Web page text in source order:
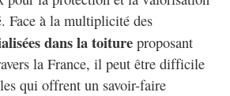
Face à la multiplicité des
dans la toiture proposant
la France, il peut être difficile
qui offrent un savoir-faire